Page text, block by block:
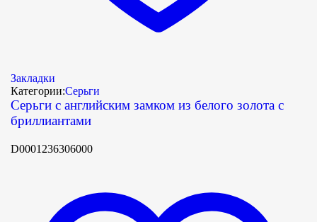
Закладки
Категории:Серьги
Серьги с английским замком из белого золота с
бриллиантами
D0001236306000